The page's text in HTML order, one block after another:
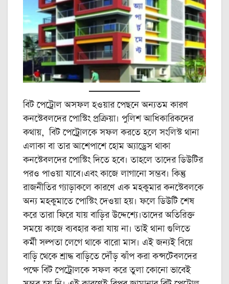
বিট পেট্রোল অসফল হওয়ার পেছনে অন্যতম কারণ
কনস্টেবলদের পোস্টিং প্রক্রিয়া। পুলিশ আধিকারিকদের
কথায়, বিট পেট্রোলকে সফল করতে হলে সংলিস্ট থানা
এলাকা বা তার আশেপাশে হোম অ্যাড্রেস থাকা
কনস্টেবলদের পোস্টিং দিতে হবে। তাহলে তাদের ডিউটির
পরও পাওয়া যাবে।এবং কাজে লাগানো সম্ভব। কিন্তু
রাজনীতির গ্যাড়াকলে কারণে এক মহকুমার কনস্টেবলকে
অন্য মহকুমাতে পোস্টিং দেওয়া হয়। ফলে ডিউটি শেষ
করে তারা ফিরে যায় বাড়ির উদ্দেশ্যে।তাদের অতিরিক্ত
সময়ে কাজে ব্যবহার করা যায় না। তাই থানা গুলিতে
কর্মী সল্পতা লেগে থাকে বারো মাস। এই জন্যই বিয়ে
বাড়ি থেকে শ্রাদ্ধ বাড়িতে দৌঁড় ঝাঁপ করা কন্সটেবলদের
পক্ষে বিট পেট্রোলকে সফল করে তুলা কোনো ভাবেই